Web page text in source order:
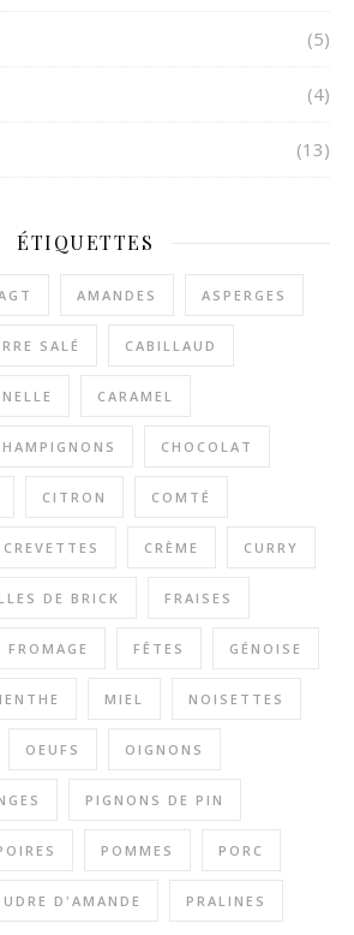
(5)
(4)
(13)
ÉTIQUETTES
AMANDES ASPERGES
SALÉ CABILLAUD
CARAMEL
CHOCOLAT
CITRON COMTÉ
CREVETTES CRÈME CURRY
DE BRICK FRAISES
FROMAGE FÊTES GÉNOISE
MIEL NOISETTES
OEUFS OIGNONS
PIGNONS DE PIN
POMMES PORC
D'AMANDE PRALINES